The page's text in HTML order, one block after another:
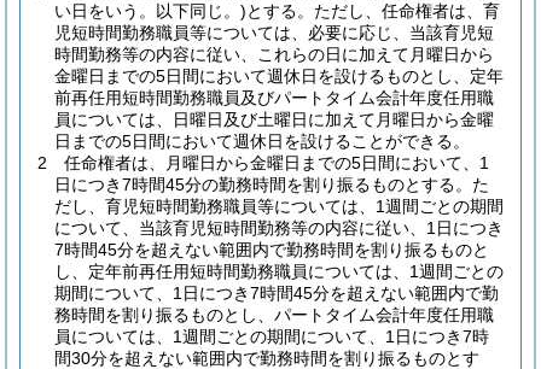
い日をいう。以下同じ。)とする。 ただし、任命権者は、育
児短時間勤務職員等については、必要に応じ、当該育児短
時間勤務等の内容に従い、これらの日に加えて月曜日から
金曜日までの5日間において週休日を設けるものとし、定年
前再任用短時間勤務職員及びパートタイム会計年度任用職
員については、日曜日及び土曜日に加えて月曜日から金曜
日までの5日間において週休日を設けることができる。
2
任命権者は、月曜日から金曜日までの5日間において、1
日につき7時間45分の勤務時間を割り振るものとする。 た
だし、育児短時間勤務職員等については、1週間ごとの期間
について、当該育児短時間勤務等の内容に従い、1日につき
7時間45分を超えない範囲内で勤務時間を割り振るものと
し、定年前再任用短時間勤務職員については、1週間ごとの
期間について、1日につき7時間45分を超えない範囲内で勤
務時間を割り振るものとし、パートタイム会計年度任用職
員については、1週間ごとの期間について、1日につき7時
間30分を超えない範囲内で勤務時間を割り振るものとす